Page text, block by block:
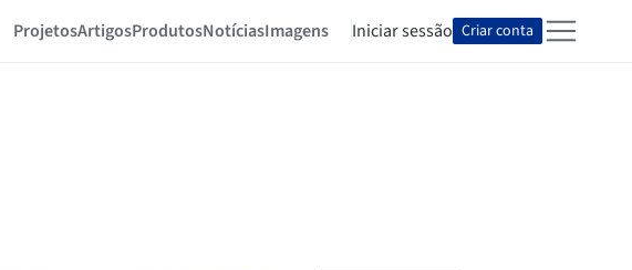
ProjetosArtigosProdutosNotíciasImagens Iniciar sessão Criar conta